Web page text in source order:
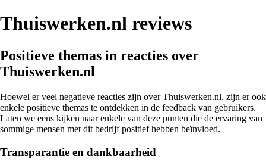
Thuiswerken.nl reviews
Positieve themas in reacties over
Thuiswerken.nl
Hoewel er veel negatieve reacties zijn over Thuiswerken.nl, zijn er ook
enkele positieve themas te ontdekken in de feedback van gebruikers.
Laten we eens kijken naar enkele van deze punten die de ervaring van
sommige mensen met dit bedrijf positief hebben beïnvloed.
Transparantie en dankbaarheid